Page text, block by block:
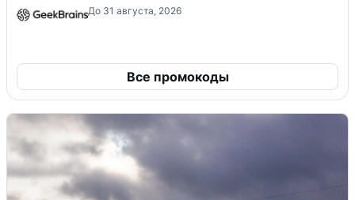
До 31 августа, 2026
Все промокоды